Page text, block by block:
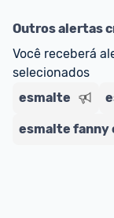
Outros alertas
Você receberá
selecionados
esmalte
esmalte fanny